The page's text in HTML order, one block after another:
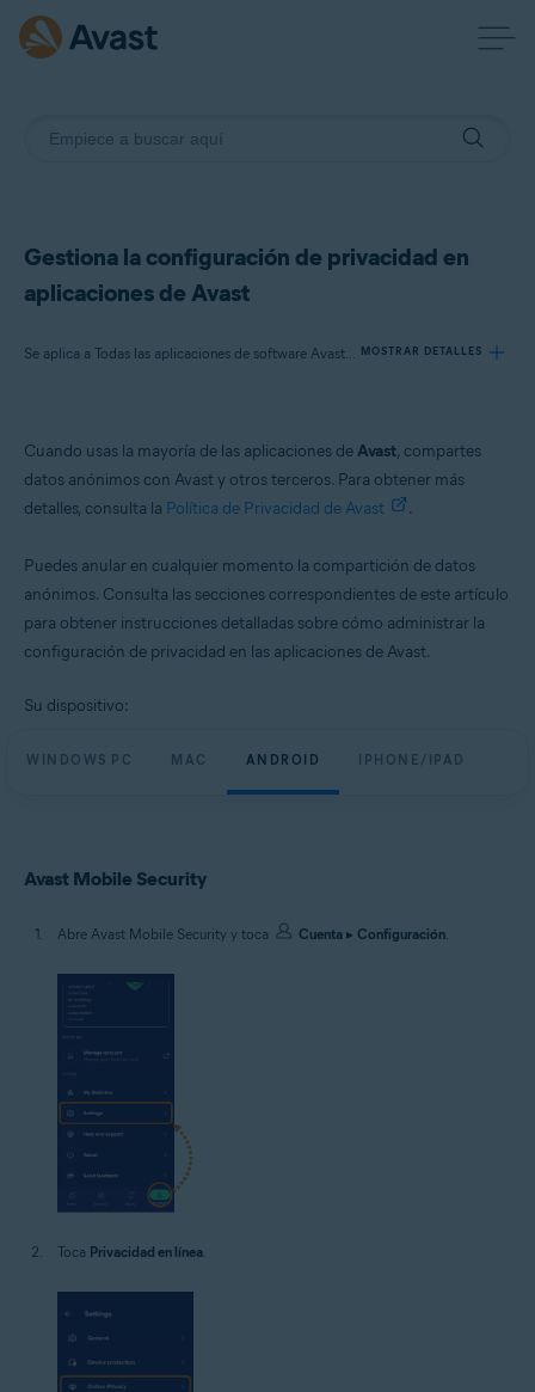
Gestiona la configuración de privacidad en
aplicaciones de Avast
Se aplica a Todas las aplicaciones de software Avast para particulares MOSTRAR DETALLES
Productos:
Todas las aplicaciones de software Avast para particulares
Todas las plataformas admitidas
Cuando usas la mayoría de las aplicaciones deAvast, compartes
datos anónimos con Avast y otros terceros. Para obtener más
detalles, consulta la Política de Privacidad de Avast .
Puedes anular en cualquier momento la compartición de datos
anónimos. Consulta las secciones correspondientes de este artículo
para obtener instrucciones detalladas sobre cómo administrar la
configuración de privacidad en las aplicaciones de Avast.
Su dispositivo:
WINDOWS PC MAC ANDROID IPHONE/IPAD
Avast Mobile Security
Abre Avast Mobile Security y toca Cuenta ▸ Configuración.
Toca Privacidad en línea